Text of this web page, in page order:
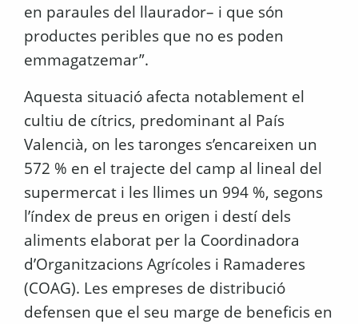
en paraules del llaurador– i que són
productes peribles que no es poden
emmagatzemar”.
Aquesta situació afecta notablement el
cultiu de cítrics, predominant al País
Valencià, on les taronges s’encareixen un
572 % en el trajecte del camp al lineal del
supermercat i les llimes un 994 %, segons
l’índex de preus en origen i destí dels
aliments elaborat per la Coordinadora
d’Organitzacions Agrícoles i Ramaderes
(COAG). Les empreses de distribució
defensen que el seu marge de beneficis en